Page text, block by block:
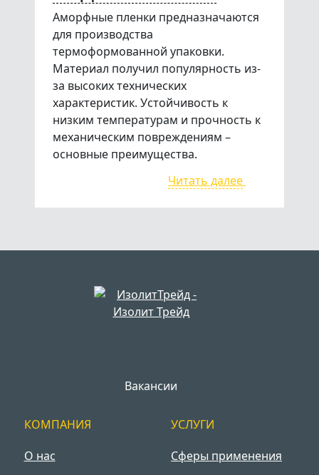
Аморфные пленки предназначаются
для производства
термоформованной упаковки.
Материал получил популярность из-
за высоких технических
характеристик. Устойчивость к
низким температурам и прочность к
механическим повреждениям –
основные преимущества.
Читать далее
Вакансии
КОМПАНИЯ
О нас
УСЛУГИ
Сферы применения